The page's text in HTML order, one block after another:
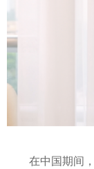
在中国期间